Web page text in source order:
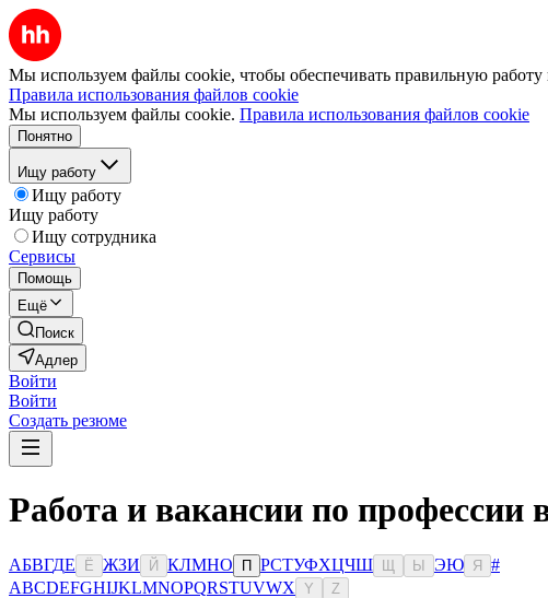
Мы используем файлы cookie, чтобы обеспечивать правильную работу
Правила использования файлов cookie
Мы используем файлы cookie. Правила использования файлов cookie
Понятно
Ищу работу
Ищу работу
Ищу работу
Ищу сотрудника
Сервисы
Помощь
Ещё
Поиск
Адлер
Войти
Войти
Создать резюме
Работа и вакансии по профессии
АБВГДЕ Ё ЖЗИ Й КЛМНО П РСТУФХЦЧШ Ы ЭЮ Я
#
ABCDEFGHIJKLMNOPQRSTUVWX Y Z